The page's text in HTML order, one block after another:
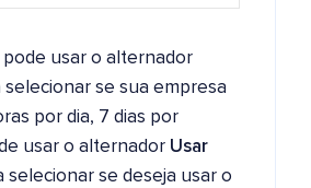
pode usar o alternador
selecionar se sua empresa
por dia, 7 dias por
usar o alternador Usar
selecionar se deseja usar o